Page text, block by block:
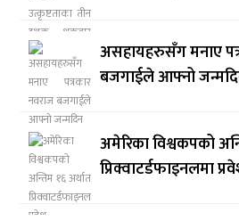
असहायहरुसँग मनाए
बजगाईले आफ्नो
अमेरिका विश्वकपको
प्रिक्वाटर्डफाइनलमा